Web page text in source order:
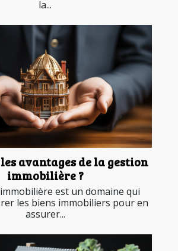
la...
avantages de la gestion
immobilière ?
est un domaine qui
les biens immobiliers pour en
assurer...